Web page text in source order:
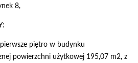
8,
piętro w budynku
powierzchni użytkowej 195,07 m2, z